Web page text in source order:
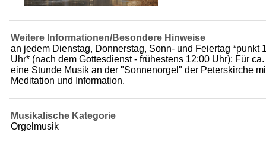
Weitere Informationen/Besondere Hinweise
an jedem Dienstag, Donnerstag, Sonn- und Feiertag *punkt
Uhr* (nach dem Gottesdienst - frühestens 12:00 Uhr): Für ca.
eine Stunde Musik an der "Sonnenorgel" der Peterskirche
Meditation und Information.
Musikalische Kategorie
Orgelmusik